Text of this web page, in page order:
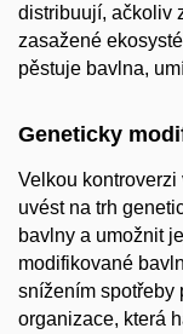
distribuují, ačkoliv
zasažené
pěstuje bavlna,
Geneticky
Velkou
uvést na trh
bavlny a umožnit
modifikované
snížením spotřeby
organizace, která